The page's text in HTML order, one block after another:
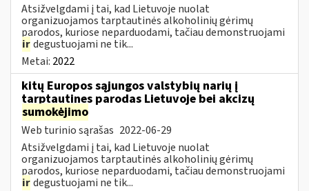
Atsižvelgdami į tai, kad Lietuvoje nuolat
organizuojamos tarptautinės alkoholinių gėrimų
parodos, kuriose neparduodami, tačiau demonstruojami
irdegustuojami ne tik...
Metai: 2022
kitų Europos sąjungos valstybių narių į
tarptautines parodas Lietuvoje bei akcizų
sumokėjimo
Web turinio sąrašas 2022-06-29
Atsižvelgdami į tai, kad Lietuvoje nuolat
organizuojamos tarptautinės alkoholinių gėrimų
parodos, kuriose neparduodami, tačiau demonstruojami
irdegustuojami ne tik...